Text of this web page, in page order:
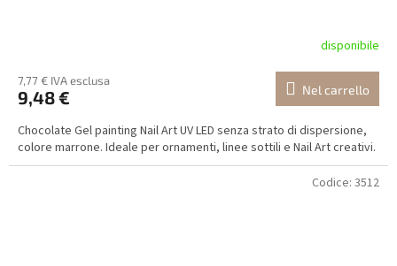
disponibile
7,77 € IVA esclusa
9,48 € Nel carrello
Chocolate Gel painting Nail Art UV LED senza strato di dispersione,
colore marrone. Ideale per ornamenti, linee sottili e Nail Art creativi.
Codice: 3512